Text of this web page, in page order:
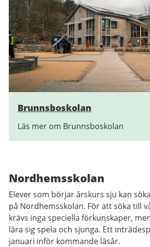
Brunnsboskolan
Läs mer om Brunnsboskolan
Nordhemsskolan
Elever som börjar årskurs sju kan
på Nordhemsskolan. För att söka till
krävs inga speciella förkunskaper,
lära sig spela och sjunga. Ett
januari inför kommande läsår.